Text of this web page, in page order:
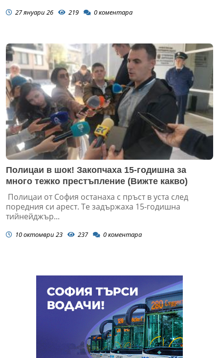
27 януари 26 219 0коментара
Полицаи в шок! Закопчаха 15-годишна за
много тежко престъпление (Вижте какво)
Полицаи от София останаха с пръст в уста след
поредния си арест. Те задържаха 15-годишна
тийнейджър...
10 октомври 23 237 0коментара